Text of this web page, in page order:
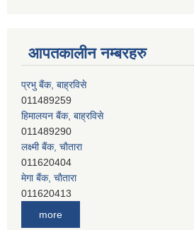
आपतकालीन नम्बरहरु
प्रभु बैंक, बाह्रविसे
011489259
हिमालयन बैंक, बाह्रविसे
011489290
लक्ष्मी बैंक, चाैतारा
011620404
मेगा बैंक, चाैतारा
011620413
जनता बैंक, चाैतारा
011620406
more